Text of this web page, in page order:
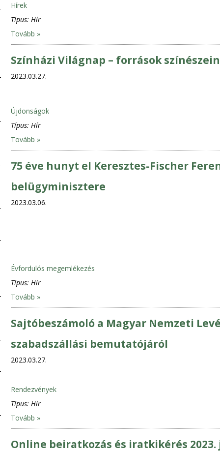
Hírek
Típus: Hír
Tovább »
Színházi Világnap – források
2023.03.27.
Újdonságok
Típus: Hír
Tovább »
75 éve hunyt el Keresztes-Fischer
belügyminisztere
2023.03.06.
Évfordulós megemlékezés
Típus: Hír
Tovább »
Sajtóbeszámoló a Magyar Nemzeti
szabadszállási bemutatójáról
2023.03.27.
Rendezvények
Típus: Hír
Tovább »
Online beiratkozás és iratkikérés